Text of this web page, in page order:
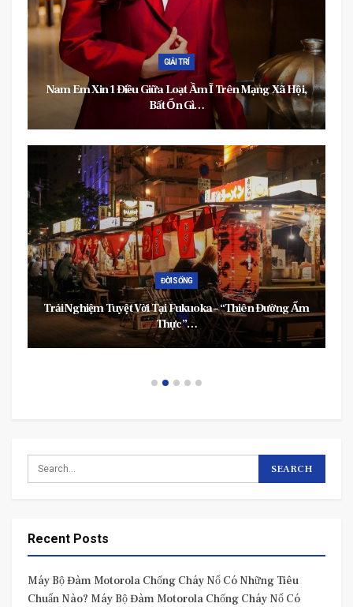
GIẢI TRÍ
Nam Em Xin 1 Điều Giữa Loạt Ầm Ĩ Trên Mạng Xã Hội,
Bất Ổn Gì…
ĐỜI SỐNG
Trải Nghiệm Tuyệt Vời Tại Fukuoka – “Thiên Đường Ẩm
Thực”…
Recent Posts
Máy Bộ Đàm Motorola Chống Cháy Nổ Có Những Tiêu
Chuẩn Nào? Máy Bộ Đàm Motorola Chống Cháy Nổ Có